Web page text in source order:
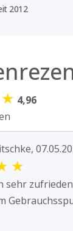
2012
★ 4,96
★
sehr